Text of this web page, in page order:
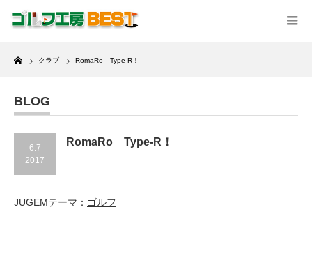
Home
クラブ RomaRo Type-R！
BLOG
6.7
2017
RomaRo Type-R！
JUGEMテーマ： ゴルフ